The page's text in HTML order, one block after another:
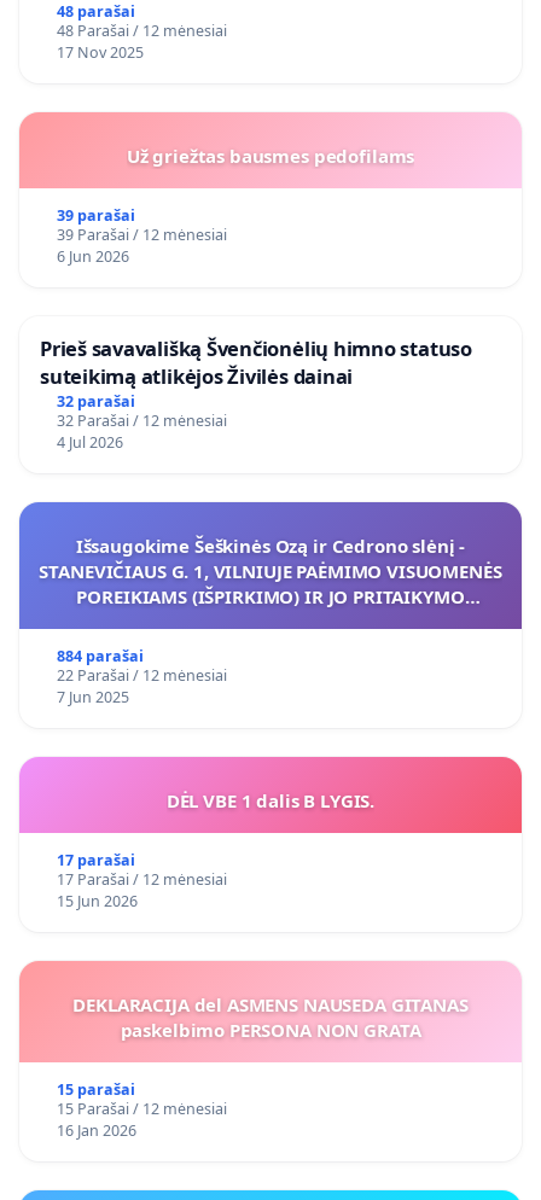
48 parašai
48 Parašai / 12 mėnesiai
17 Nov 2025
Už griežtas bausmes pedofilams
39 parašai
39 Parašai / 12 mėnesiai
6 Jun 2026
​Prieš savavališką Švenčionėlių himno statuso
suteikimą atlikėjos Živilės dainai
32 parašai
32 Parašai / 12 mėnesiai
4 Jul 2026
Išsaugokime Šeškinės Ozą ir Cedrono slėnį -
STANEVIČIAUS G. 1, VILNIUJE PAĖMIMO VISUOMENĖS
POREIKIAMS (IŠPIRKIMO) IR JO PRITAIKYMO
884 parašai
22 Parašai / 12 mėnesiai
7 Jun 2025
DĖL VBE 1 dalis B LYGIS.
17 parašai
17 Parašai / 12 mėnesiai
15 Jun 2026
DEKLARACIJA del ASMENS NAUSEDA GITANAS
paskelbimo PERSONA NON GRATA
15 parašai
15 Parašai / 12 mėnesiai
16 Jan 2026